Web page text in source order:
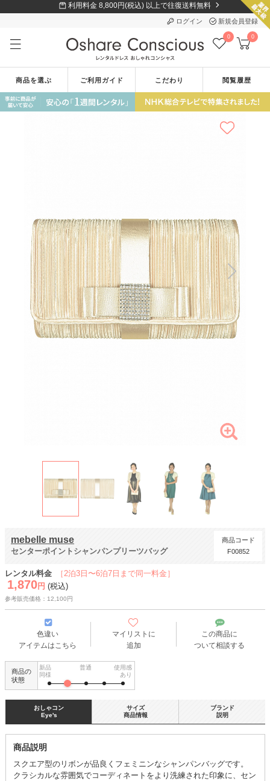
利用料金 8,800円(税込) 以上で往復送料無料
ログイン 新規会員登録
0 0
商品を選ぶ ご利用ガイド こだわり 閲覧履歴
mebelle muse
センターポイントシャンパンプリーツバッグ
商品コード
F00852
［2泊3日〜6泊7日まで同一料金］
レンタル料金
1,870 円 (税込)
参考販売価格：12,100円
色違い
アイテムはこちら
マイリストに
追加
この商品に
ついて相談する
商品の
状態
新品
同様
普通
使用感
あり
おしゃコン
Eye's
商品説明
スクエア型のリボンが品良くフェミニンなシャンパンバッグです。
クラシカルな雰囲気でコーディネートをより洗練された印象に、セン
サイズ
商品情報
ブランド
説明